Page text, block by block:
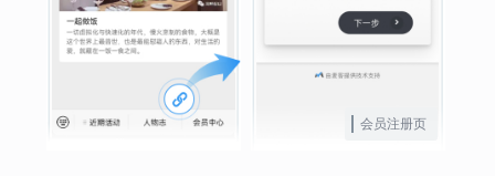
会员注册页